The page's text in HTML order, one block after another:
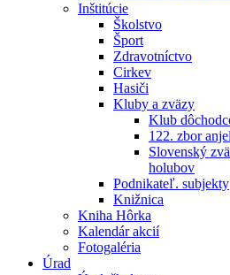
Inštitúcie
Školstvo
Šport
Zdravotníctvo
Cirkev
Hasiči
Kluby a zväzy
Klub
122. zbor
Slovenský
holubov
Podnikateľ. subjekty
Knižnica
Kniha Hôrka
Kalendár akcií
Fotogaléria
Úrad